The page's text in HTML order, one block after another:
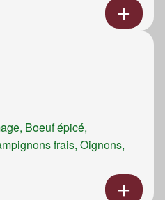
Boeuf épicé,
frais, Oignons,